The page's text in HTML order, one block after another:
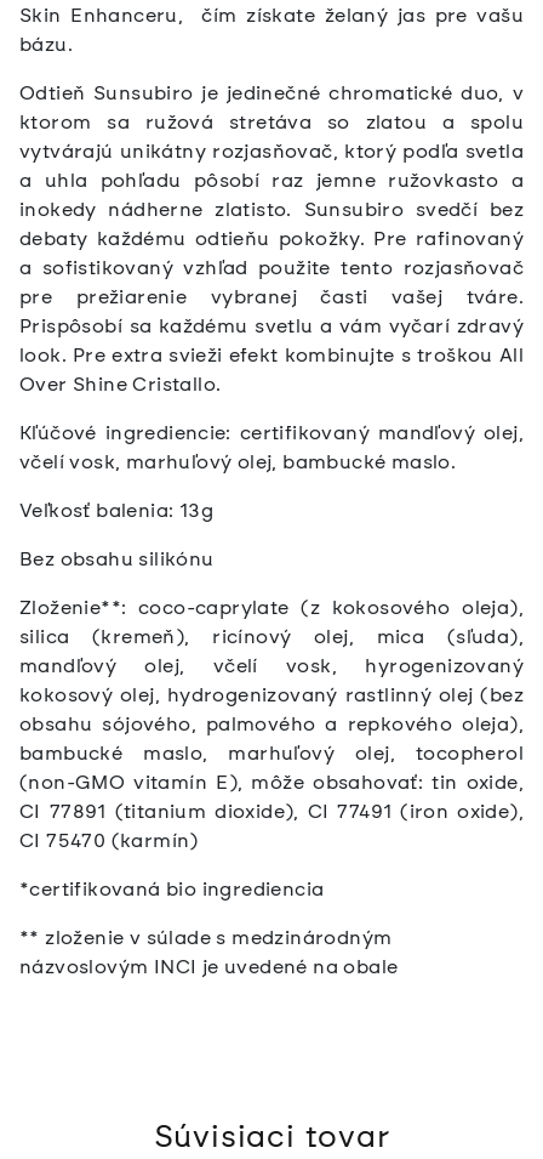
Skin Enhanceru, čím získate želaný jas pre vašu
bázu.
Odtieň Sunsubiro je jedinečné chromatické duo, v
ktorom sa ružová stretáva so zlatou a spolu
vytvárajú unikátny rozjasňovač, ktorý podľa svetla
a uhla pohľadu pôsobí raz jemne ružovkasto a
inokedy nádherne zlatisto. Sunsubiro svedčí bez
debaty každému odtieňu pokožky. Pre rafinovaný
a sofistikovaný vzhľad použite tento rozjasňovač
pre prežiarenie vybranej časti vašej tváre.
Prispôsobí sa každému svetlu a vám vyčarí zdravý
look. Pre extra svieži efekt kombinujte s troškou All
Over Shine Cristallo.
Kľúčové ingrediencie: certifikovaný mandľový olej,
včelí vosk, marhuľový olej, bambucké maslo.
Veľkosť balenia: 13g
Bez obsahu silikónu
Zloženie**: coco-caprylate (z kokosového oleja),
silica (kremeň), ricínový olej, mica (sľuda),
mandľový olej, včelí vosk, hyrogenizovaný
kokosový olej, hydrogenizovaný rastlinný olej (bez
obsahu sójového, palmového a repkového oleja),
bambucké maslo, marhuľový olej, tocopherol
(non-GMO vitamín E), môže obsahovať: tin oxide,
CI 77891 (titanium dioxide), CI 77491 (iron oxide),
CI 75470 (karmín)
*certifikovaná bio ingrediencia
** zloženie v súlade s medzinárodným
názvoslovým INCI je uvedené na obale
Súvisiaci tovar